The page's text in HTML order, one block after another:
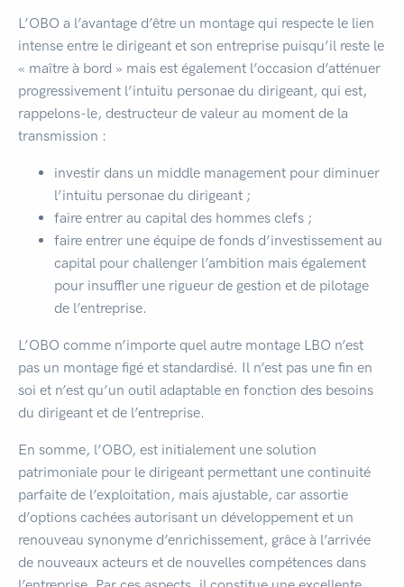
L’OBO a l’avantage d’être un montage qui respecte le lien
intense entre le dirigeant et son entreprise puisqu’il reste le
« maître à bord » mais est également l’occasion d’atténuer
progressivement l’intuitu personae du dirigeant, qui est,
rappelons-le, destructeur de valeur au moment de la
transmission :
investir dans un middle management pour diminuer
l’intuitu personae du dirigeant ;
faire entrer au capital des hommes clefs ;
faire entrer une équipe de fonds d’investissement au
capital pour challenger l’ambition mais également
pour insuffler une rigueur de gestion et de pilotage
de l’entreprise.
L’OBO comme n’importe quel autre montage LBO n’est
pas un montage figé et standardisé. Il n’est pas une fin en
soi et n’est qu’un outil adaptable en fonction des besoins
du dirigeant et de l’entreprise.
En somme, l’OBO, est initialement une solution
patrimoniale pour le dirigeant permettant une continuité
parfaite de l’exploitation, mais ajustable, car assortie
d’options cachées autorisant un développement et un
renouveau synonyme d’enrichissement, grâce à l’arrivée
de nouveaux acteurs et de nouvelles compétences dans